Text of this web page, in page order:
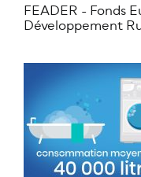
FEADER - Fonds
Développement